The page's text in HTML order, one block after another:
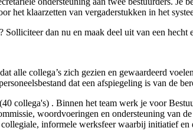
het klaarzetten van vergaderstukken in het
Solliciteer dan nu en maak deel uit van een
alle collega’s zich gezien en gewaardeerd
dat een afspiegeling is van
collega's) . Binnen het team werk je voor
woordvoeringen en ondersteuning van
informele werksfeer waarbij initiatief